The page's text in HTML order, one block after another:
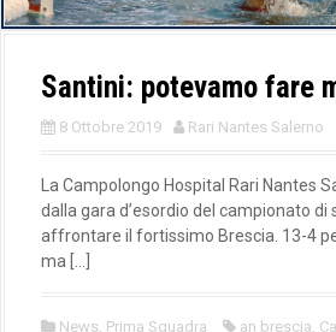
Santini: potevamo fare
8 Ottobre 2019 Rari Nantes Salerno
La Campolongo Hospital Rari Nantes
dalla gara d’esordio del campionato di
affrontare il fortissimo Brescia. 13-4
ma […]
News Prima Squadra an brescia